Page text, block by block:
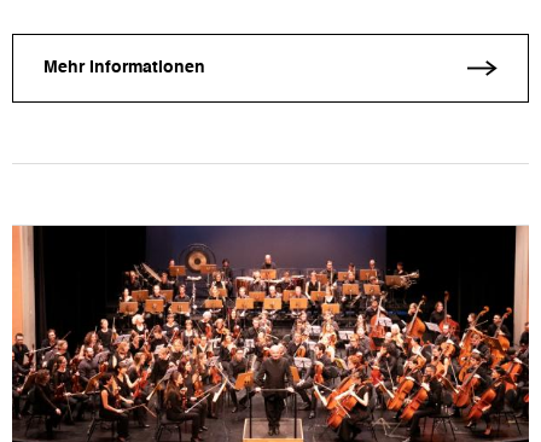
Mehr Informationen